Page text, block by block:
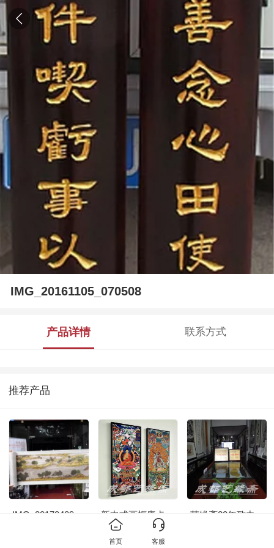
IMG_20161105_070508
产品详情 联系方式
推荐产品
IMG_20170409_140828
新中式画框唐卡
600元起订
艺缘斋20年致力
首页 客服